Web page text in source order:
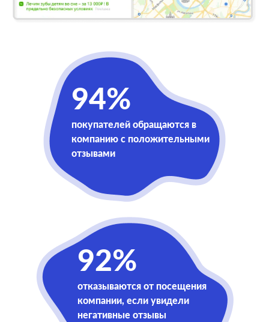
94%
покупателей обращаются в
компанию с положительными
отзывами
92%
отказываются от посещения
компании, если увидели
негативные отзывы